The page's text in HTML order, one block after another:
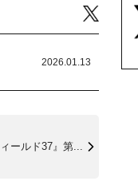
2026.01.13
ールド37』第...